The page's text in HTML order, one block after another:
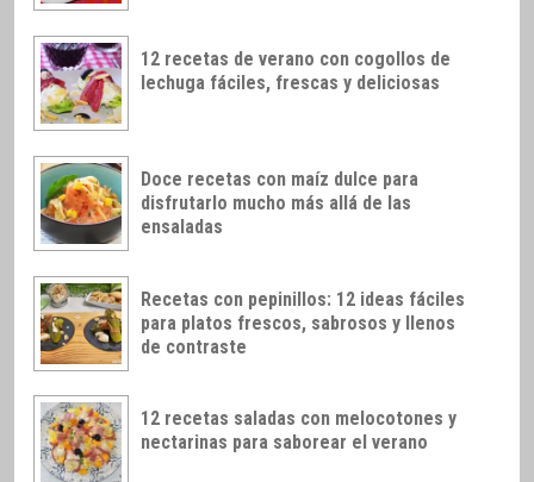
12 recetas de verano con cogollos de
lechuga fáciles, frescas y deliciosas
Doce recetas con maíz dulce para
disfrutarlo mucho más allá de las
ensaladas
Recetas con pepinillos: 12 ideas fáciles
para platos frescos, sabrosos y llenos
de contraste
12 recetas saladas con melocotones y
nectarinas para saborear el verano